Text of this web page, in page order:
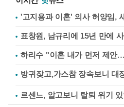
'고지용과 이혼' 의사 허양임,
표창원, 남규리에 15년 만에
하리수 "이혼 내가 먼저 제안
르센느, 알고보니 탈퇴 위기